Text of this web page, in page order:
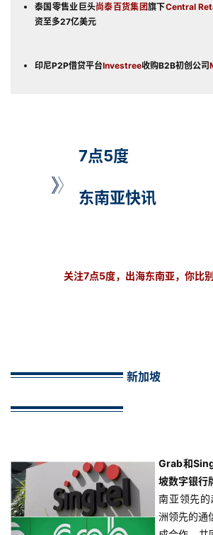
泰国零售业巨头尚泰百货集团旗下Central
资至多27亿美元
印尼P2P借贷平台Investree收购B2B初创公司
7点5度
东南亚快讯
关注7点5度，出海东南亚，你比
新加坡
Grab和
坡数字银行
南亚领先
洲领先的通